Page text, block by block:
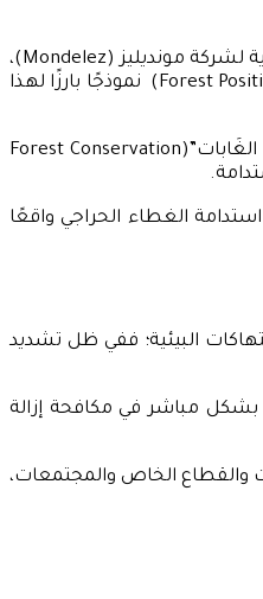
ولا تقتصر مكافحة إزالة الغَابات على وقف عمليات التدمير، وإنما تشمل أيضًا استعادة المناطق المتضررة وإعادة زراعتها، حيث تؤكد “ديرك فان دي بوت” الرئيسة التنفيذية لشركة مونديليز (Mondelez)،
أن الشركات بحاجة إلى اتباع نهج قائم على المناظر الطبيعية، ويدمج بين جهود الحماية ومشروعات إعادة التشجير. وتُعد مبادرة “تحالف الغَابات الإيجابية” (Forest Positive Coalition) نموذجًا بارزًا لهذا
إلى جانب ذلك، تؤدي التكنولوجيا دورًا أساسيًّا في مراقبة التغيرات البيئية وضمان الامتثال للقوانين البيئية؛ فعلى سبيل المثال تعتمد “مؤسسة صندوق الحفاظ على الغَابات”(Forest Conservation
الغطاء الحراجي واقعًا
البيئية؛ ففي ظل تشديد
بشكل مباشر في مكافحة إزالة
والقطاع الخاص والمجتمعات،